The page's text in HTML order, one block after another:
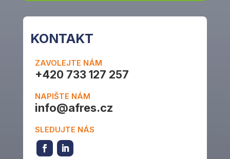
KONTAKT
ZAVOLEJTE NÁM
+420 733 127 257
NAPIŠTE NÁM
info@afres.cz
SLEDUJTE NÁS